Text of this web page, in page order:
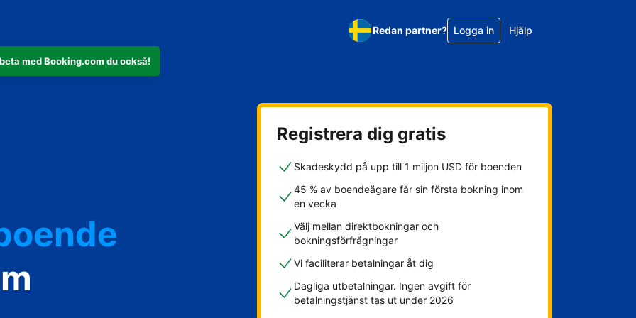
med Booking.com du också!
Redan partner? Logga in Hjälp
Registrera dig gratis
Skadeskydd på upp till 1 miljon USD för boenden
45 % av boendeägare får sin första bokning inom
en vecka
Välj mellan direktbokningar och
bokningsförfrågningar
Vi faciliterar betalningar åt dig
Dagliga utbetalningar. Ingen avgift för
betalningstjänst tas ut under 2026